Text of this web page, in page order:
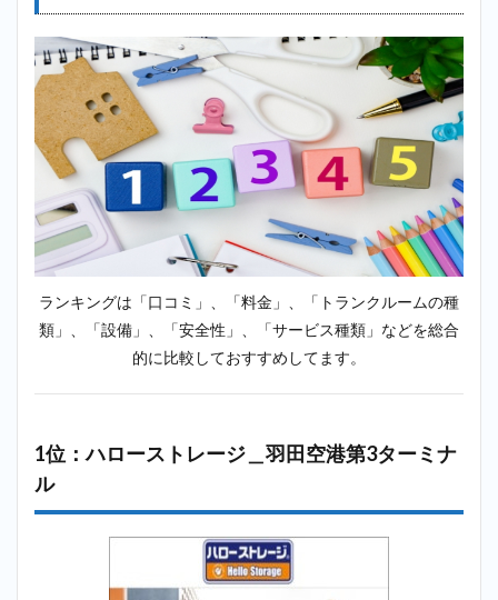
田空港第3タ
ーミナル
3位：
キュ
ラー
ズ＿
羽田
空港
ーミ
4位：
加瀬
倉庫
田空
ミナ
2.5
サマ
リー
ポケ
ランキングは「口コミ」、「料金」、「トランクルームの種
類」、「設備」、「安全性」、「サービス種類」などを総合
的に比較しておすすめしてます。
1位：ハローストレージ＿羽田空港第3ターミナ
ル